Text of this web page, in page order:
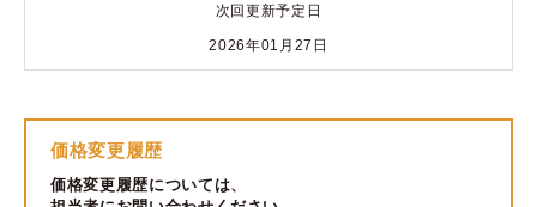
次回更新予定日
2026年01月27日
価格変更履歴
価格変更履歴については、